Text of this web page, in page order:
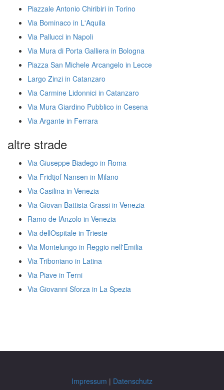
Piazzale Antonio Chiribiri in Torino
Via Bominaco in L'Aquila
Via Pallucci in Napoli
Via Mura di Porta Galliera in Bologna
Piazza San Michele Arcangelo in Lecce
Largo Zinzi in Catanzaro
Via Carmine Lidonnici in Catanzaro
Via Mura Giardino Pubblico in Cesena
Via Argante in Ferrara
altre strade
Via Giuseppe Biadego in Roma
Via Fridtjof Nansen in Milano
Via Casilina in Venezia
Via Giovan Battista Grassi in Venezia
Ramo de lAnzolo in Venezia
Via dellOspitale in Trieste
Via Montelungo in Reggio nell'Emilia
Via Triboniano in Latina
Via Piave in Terni
Via Giovanni Sforza in La Spezia
Impressum | Datenschutz